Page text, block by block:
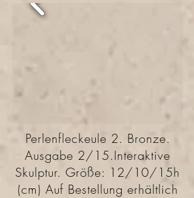
Perlenfleckeule 2. Bronze.
Ausgabe 2/15.Interaktive
Skulptur. Größe: 12/10/15h
(cm) Auf Bestellung erhältlich